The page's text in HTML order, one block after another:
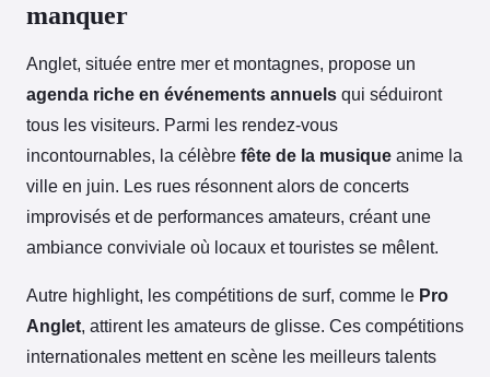
manquer
Anglet, située entre mer et montagnes, propose un
agenda riche en événements annuels qui séduiront
tous les visiteurs. Parmi les rendez-vous
incontournables, la célèbre fête de la musique anime la
ville en juin. Les rues résonnent alors de concerts
improvisés et de performances amateurs, créant une
ambiance conviviale où locaux et touristes se mêlent.
Autre highlight, les compétitions de surf, comme le Pro
Anglet, attirent les amateurs de glisse. Ces compétitions
internationales mettent en scène les meilleurs talents